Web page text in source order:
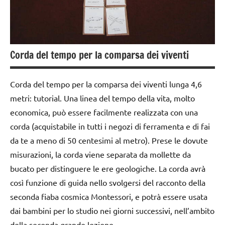
didattico
nomenclature
STORIA
TUTORIAL
PER ETA'
TUTTI GLI
Corda del tempo per la comparsa dei viventi
Corda del tempo per la comparsa dei viventi lunga 4,6
metri: tutorial. Una linea del tempo della vita, molto
economica, può essere facilmente realizzata con una
corda (acquistabile in tutti i negozi di ferramenta e di fai
da te a meno di 50 centesimi al metro). Prese le dovute
misurazioni, la corda viene separata da mollette da
bucato per distinguere le ere geologiche. La corda avrà
così funzione di guida nello svolgersi del racconto della
seconda fiaba cosmica Montessori, e potrà essere usata
dai bambini per lo studio nei giorni successivi, nell’ambito